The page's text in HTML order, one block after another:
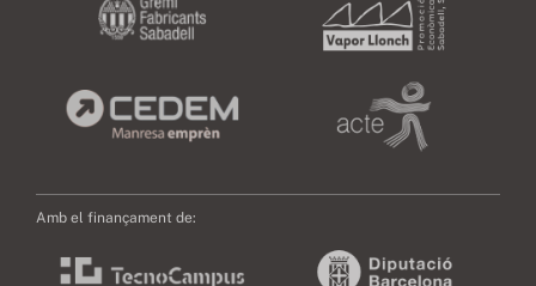
Amb el finançament de: